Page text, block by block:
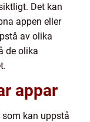
Det kan
appen eller
av olika
de olika
appar
kan uppstå